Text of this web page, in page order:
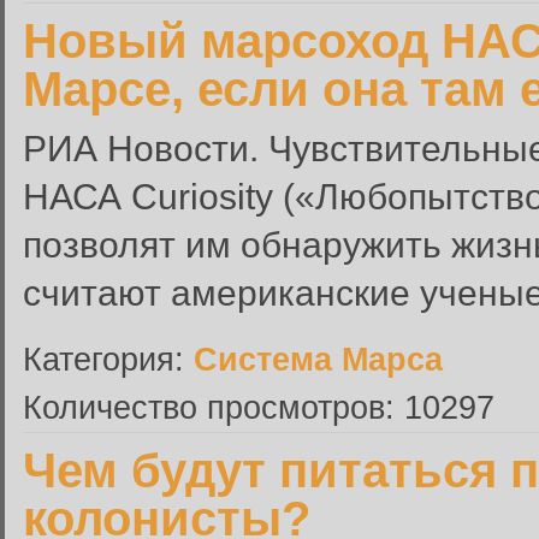
Новый марсоход
Марсе, если она там
РИА Новости.
НАСА Curiosity
позволят им обнаружить
считают американские
Категория: Система Марса
Количество просмотров: 10297
Чем будут питаться
колонисты?